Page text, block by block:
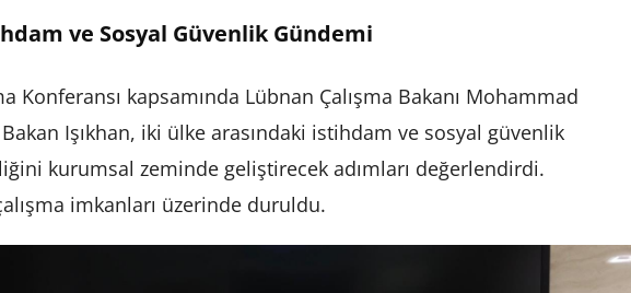
ve Sosyal Güvenlik Gündemi
Konferansı kapsamında Lübnan Çalışma Bakanı Mohammad
Işıkhan, iki ülke arasındaki istihdam ve sosyal güvenlik
kurumsal zeminde geliştirecek adımları değerlendirdi.
imkanları üzerinde duruldu.